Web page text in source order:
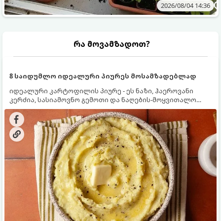
2026/08/04 14:36
რა მოვამზადოთ?
8 საიდუმლო იდეალური პიურეს მოსამზადებლად
იდეალური კარტოფილის პიურე - ეს ნაზი, ჰაეროვანი
კერძია, სასიამოვნო გემოთი და ნაღების-მოყვითალო
ფერით. მისი მომზადება ძალიან მარტივია, მაგრამ
არსებობს რამდენიმე საიდუმლო, რომლებიც უნდა
იცოდეთ, რომ პიურე იდეალურად გემრიელი გამოვიდეს.